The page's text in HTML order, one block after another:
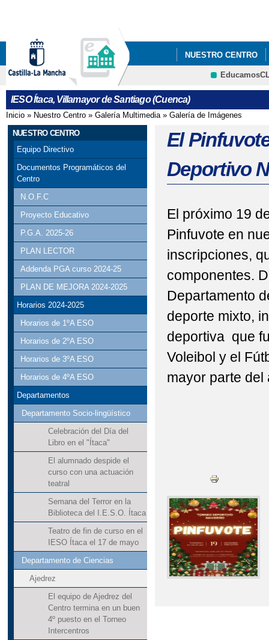
NUESTRO CENTRO
QUÉ HACEMOS
EL PINFUVOTE,
PROYECTO DE
IESO Ítaca, Villamayor de Santiago (Cuenca)
Se encuentra usted aquí
Inicio » Nuestro Centro » Galería Multimedia» Galería de Imágenes
NUESTRO CENTRO
Equipo Directivo
Documentos Programáticos del
Centro
N.O.F.C
Proyecto Educativo
P.G.A. 2025-26
PLAN LECTOR
Addenda PGA curso 2024-25
PLAN DE MEJORA 2024-2025
Horarios 2024-2025
Horarios de 1ºA ESO
Horarios de 2ºA ESO
Horarios de 3ºA ESO
Horarios de 4ºA ESO
Departamentos
Departamento Socio-lingüístico
Celebración del Día del
Libro en el "Ítaca"
El alumnado despide el
curso con una actuación
teatral
Semana del Terror en la
Biblioteca del I.E.S.O. Ítaca
Teatro de fin de curso en el
IESO Ítaca el 17 de mayo
Departamento de Ciencias
Ajedrez
El equipo de Ajedrez del
Centro termina en un buen
4º puesto en el Torneo
Intercentros
El
Deportivo
El próximo 19
Pinfuvote en
inscripciones,
componentes.
Departamento
deporte mixto,
deportiva que
Voleibol y el
mayor parte del